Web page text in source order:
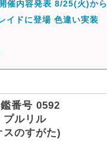
催内容発表 8/25(火)から
イドに登場 色違い実装
鑑番号 0592
プルリル
スのすがた)